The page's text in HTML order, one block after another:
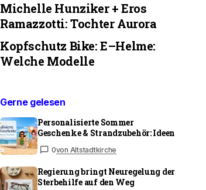
Michelle Hunziker + Eros
Ramazzotti: Tochter Aurora
Kopfschutz Bike: E–Helme:
Welche Modelle
Gerne gelesen
Personalisierte Sommer
Geschenke & Strandzubehör: Ideen
0von Altstadtkirche
Regierung bringt Neuregelung der
Sterbehilfe auf den Weg